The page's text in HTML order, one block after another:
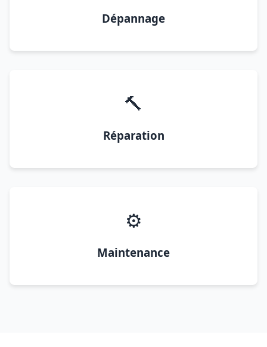
Dépannage
🔨
Réparation
⚙️
Maintenance